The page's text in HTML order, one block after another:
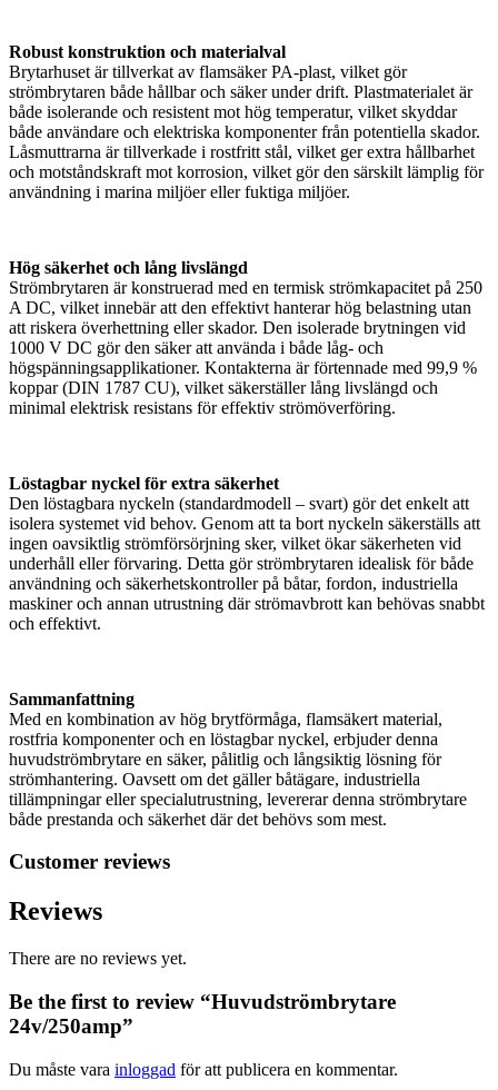
Robust konstruktion och materialval
Brytarhuset är tillverkat av flamsäker PA-plast, vilket gör
strömbrytaren både hållbar och säker under drift. Plastmaterialet är
både isolerande och resistent mot hög temperatur, vilket skyddar
både användare och elektriska komponenter från potentiella skador.
Låsmuttrarna är tillverkade i rostfritt stål, vilket ger extra hållbarhet
och motståndskraft mot korrosion, vilket gör den särskilt lämplig för
användning i marina miljöer eller fuktiga miljöer.
Hög säkerhet och lång livslängd
Strömbrytaren är konstruerad med en termisk strömkapacitet på 250
A DC, vilket innebär att den effektivt hanterar hög belastning utan
att riskera överhettning eller skador. Den isolerade brytningen vid
1000 V DC gör den säker att använda i både låg- och
högspänningsapplikationer. Kontakterna är förtennade med 99,9 %
koppar (DIN 1787 CU), vilket säkerställer lång livslängd och
minimal elektrisk resistans för effektiv strömöverföring.
Löstagbar nyckel för extra säkerhet
Den löstagbara nyckeln (standardmodell – svart) gör det enkelt att
isolera systemet vid behov. Genom att ta bort nyckeln säkerställs att
ingen oavsiktlig strömförsörjning sker, vilket ökar säkerheten vid
underhåll eller förvaring. Detta gör strömbrytaren idealisk för både
användning och säkerhetskontroller på båtar, fordon, industriella
maskiner och annan utrustning där strömavbrott kan behövas snabbt
och effektivt.
Sammanfattning
Med en kombination av hög brytförmåga, flamsäkert material,
rostfria komponenter och en löstagbar nyckel, erbjuder denna
huvudströmbrytare en säker, pålitlig och långsiktig lösning för
strömhantering. Oavsett om det gäller båtägare, industriella
tillämpningar eller specialutrustning, levererar denna strömbrytare
både prestanda och säkerhet där det behövs som mest.
Customer reviews
Reviews
There are no reviews yet.
Be the first to review “Huvudströmbrytare
24v/250amp”
Du måste vara inloggad för att publicera en kommentar.